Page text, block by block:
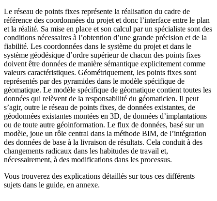
Le réseau de points fixes représente la réalisation du cadre de
référence des coordonnées du projet et donc l’interface entre le plan
et la réalité. Sa mise en place et son calcul par un spécialiste sont des
conditions nécessaires à l’obtention d’une grande précision et de la
fiabilité. Les coordonnées dans le système du projet et dans le
système géodésique d’ordre supérieur de chacun des points fixes
doivent être données de manière sémantique explicitement comme
valeurs caractéristiques. Géométriquement, les points fixes sont
représentés par des pyramides dans le modèle spécifique de
géomatique. Le modèle spécifique de géomatique contient toutes les
données qui relèvent de la responsabilité du géomaticien. Il peut
s’agir, outre le réseau de points fixes, de données existantes, de
géodonnées existantes montées en 3D, de données d’implantations
ou de toute autre géoinformation. Le flux de données, basé sur un
modèle, joue un rôle central dans la méthode BIM, de l’intégration
des données de base à la livraison de résultats. Cela conduit à des
changements radicaux dans les habitudes de travail et,
nécessairement, à des modifications dans les processus.
Vous trouverez des explications détaillés sur tous ces différents
sujets dans le guide, en annexe.